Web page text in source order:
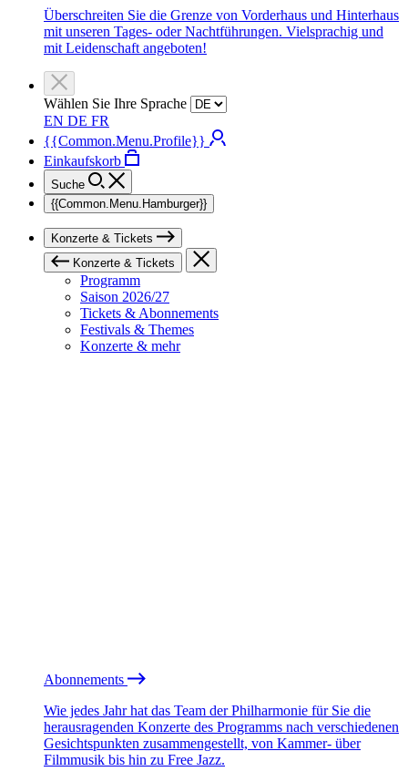
Überschreiten Sie die Grenze von Vorderhaus und Hinterhaus
mit unseren Tages- oder Nachtführungen. Vielsprachig und
mit Leidenschaft angeboten!
Wählen Sie Ihre Sprache
EN DE FR
{{Common.Menu.Profile}}
Einkaufskorb
Suche
{{Common.Menu.Hamburger}}
Konzerte & Tickets
Konzerte & Tickets
Programm
Saison 2026/27
Tickets & Abonnements
Festivals & Themes
Konzerte & mehr
Abonnements
Wie jedes Jahr hat das Team der Philharmonie für Sie die
herausragenden Konzerte des Programms nach verschiedenen
Gesichtspunkten zusammengestellt, von Kammer- über
Filmmusik bis hin zu Free Jazz.